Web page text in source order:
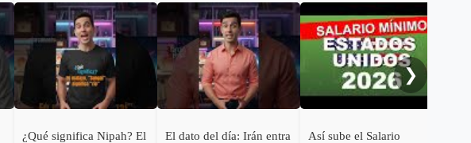
¿Qué significa Nipah? El
El dato del día: Irán entra
Así sube el Salario
❯